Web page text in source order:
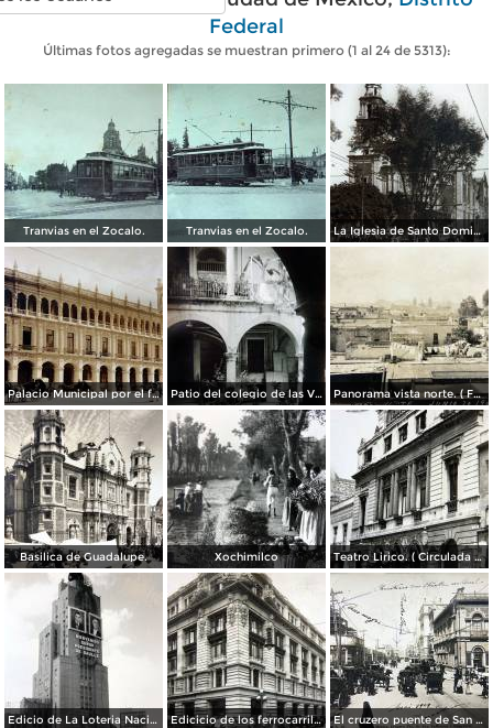
Federal
Últimas fotos agregadas se muestran primero (1 al 24 de 5313):
Tranvias en el Zocalo. Tranvias en el Zocalo. La Iglesia de Santo Domingo.
Palacio Municipal por el fotografo Hugo Brehme.. Patio del colegio de las Vizcainas por el fotografo Hugo Brehme. Panorama vista norte. ( Fechada el 20 de Junio de 1905 ).
Basilica de Guadalupe. Xochimilco Teatro Lirico. ( Circulada el 1 de Agosto de 1926 ).
Edicio de La Loteria Nacional Ciudad de México Abril de 1964 Edicicio de los ferrocarriles. El cruzero puente de San Francisco y Guardiola por el fotografo Felix Miret.